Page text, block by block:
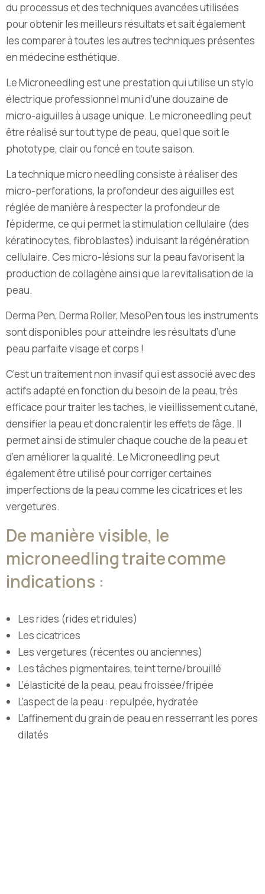
du processus et des techniques avancées utilisées
pour obtenir les meilleurs résultats et sait également
les comparer à toutes les autres techniques présentes
en médecine esthétique.
Le Microneedling est une prestation qui utilise un stylo
électrique professionnel muni d’une douzaine de
micro-aiguilles à usage unique. Le microneedling peut
être réalisé sur tout type de peau, quel que soit le
phototype, clair ou foncé en toute saison.
La technique micro needling consiste à réaliser des
micro-perforations, la profondeur des aiguilles est
réglée de manière à respecter la profondeur de
l’épiderme, ce qui permet la stimulation cellulaire (des
kératinocytes, fibroblastes) induisant la régénération
cellulaire. Ces micro-lésions sur la peau favorisent la
production de collagène ainsi que la revitalisation de la
peau.
Derma Pen, Derma Roller, MesoPen tous les instruments
sont disponibles pour atteindre les résultats d’une
peau parfaite visage et corps !
C’est un traitement non invasif qui est associé avec des
actifs adapté en fonction du besoin de la peau, très
efficace pour traiter les taches, le vieillissement cutané,
densifier la peau et donc ralentir les effets de l’âge. Il
permet ainsi de stimuler chaque couche de la peau et
d’en améliorer la qualité. Le Microneedling peut
également être utilisé pour corriger certaines
imperfections de la peau comme les cicatrices et les
vergetures.
De manière visible, le
microneedling traite comme
indications :
Les rides (rides et ridules)
Les cicatrices
Les vergetures (récentes ou anciennes)
Les tâches pigmentaires, teint terne/brouillé
L’élasticité de la peau, peau froissée/fripée
L’aspect de la peau : repulpée, hydratée
L’affinement du grain de peau en resserrant les pores
dilatés